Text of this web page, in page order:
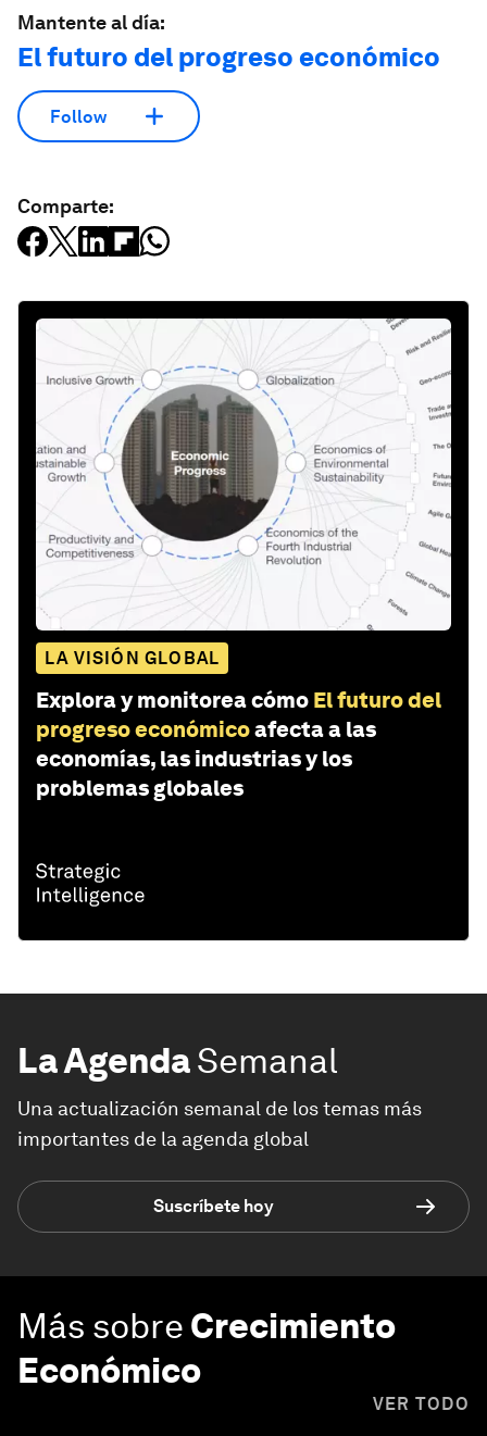
Mantente al día:
El futuro del progreso económico
Follow
Comparte:
LA VISIÓN GLOBAL
Explora y monitorea cómo El futuro del
progreso económicoafecta a las
economías, las industrias y los
problemas globales
La AgendaSemanal
Una actualización semanal de los temas más
importantes de la agenda global
Suscríbete hoy
Más sobre Crecimiento
Económico
VER TODO